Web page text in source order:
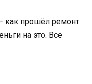
как прошёл ремонт
на это. Всё